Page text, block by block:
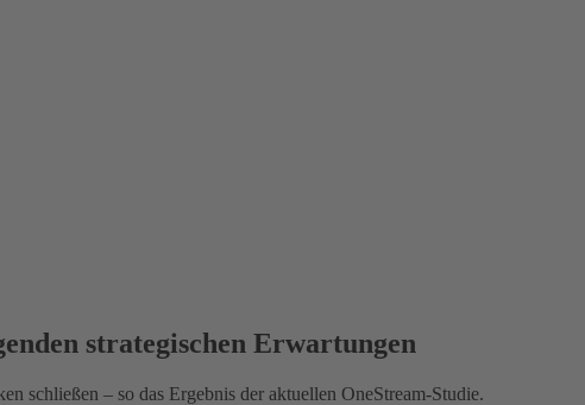
strategischen Erwartungen
schließen – so das Ergebnis der aktuellen OneStream-Studie.